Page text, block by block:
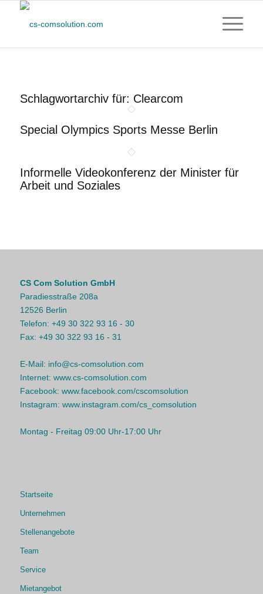
Schlagwortarchiv für: Clearcom
Special Olympics Sports Messe Berlin
Informelle Videokonferenz der Minister für
Arbeit und Soziales
CS Com Solution GmbH
Paradiesstraße 208a
12526 Berlin
Telefon: +49 30 322 93 16 - 30
Fax: +49 30 322 93 16 - 31
E-Mail: info@cs-comsolution.com
Internet: www.cs-comsolution.com
Facebook: www.facebook.com/cscomsolution
Instagram: www.instagram.com/cs_comsolution
Montag - Freitag 09:00 Uhr-17:00 Uhr
Startseite
Unternehmen
Stellenangebote
Team
Service
Mietangebot